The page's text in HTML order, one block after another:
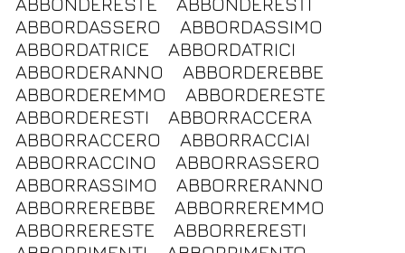
ABBORDASSERO
ABBORDASSIMO
ABBORDATRICE
ABBORDATRICI
ABBORDERANNO
ABBORDEREBBE
ABBORDEREMMO
ABBORDERESTE
ABBORDERESTI
ABBORRACCERA
ABBORRACCERO
ABBORRACCIAI
ABBORRACCINO
ABBORRASSERO
ABBORRASSIMO
ABBORRERANNO
ABBORREREBBE
ABBORREREMMO
ABBORRERESTE
ABBORRERESTI